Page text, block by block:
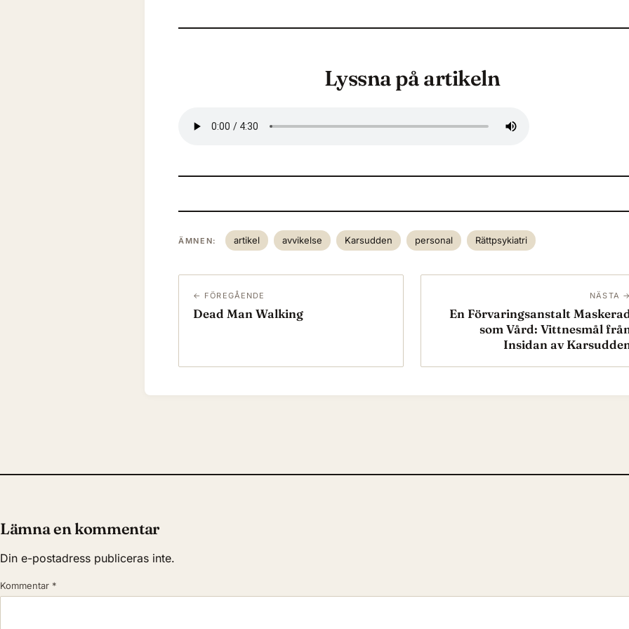
Lyssna på artikeln
ÄMNEN: artikel avvikelse Karsudden personal Rättpsykiatri
← FÖREGÅENDE
Dead Man Walking
NÄSTA
En Förvaringsanstalt
som Vård: Vittnesmål
Insidan av
Lämna en kommentar
Din e-postadress publiceras inte.
Kommentar *